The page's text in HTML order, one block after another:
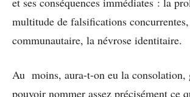
multitude de falsifications
communautaire, la névrose identitaire.
Au moins, aura-t-on eu la
pouvoir nommer assez précisément ce